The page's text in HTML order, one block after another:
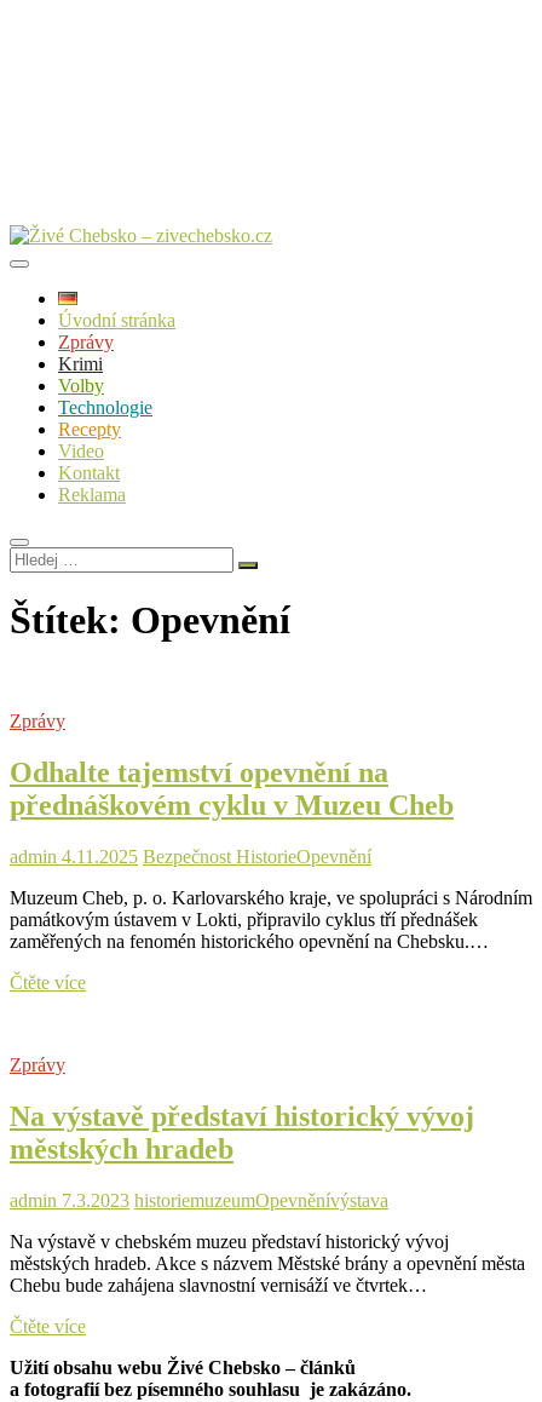
Úvodní stránka
Zprávy
Krimi
Volby
Technologie
Recepty
Video
Kontakt
Reklama
Hledej
…
Štítek: Opevnění
Zprávy
Odhalte tajemství opevnění na
přednáškovém cyklu v Muzeu Cheb
admin 4.11.2025 Bezpečnost HistorieOpevnění
Muzeum Cheb, p. o. Karlovarského kraje, ve spolupráci s Národním
památkovým ústavem v Lokti, připravilo cyklus tří přednášek
zaměřených na fenomén historického opevnění na Chebsku.…
Čtěte víceOdhalte
v
Muzeu
Cheb
Zprávy
Na výstavě představí historický vývoj
městských hradeb
admin 7.3.2023 historiemuzeumOpevněnívýstava
Na výstavě v chebském muzeu představí historický vývoj
městských hradeb. Akce s názvem Městské brány a opevnění města
Chebu bude zahájena slavnostní vernisáží ve čtvrtek…
Čtěte víceNa
představí
historický
Užití obsahu webu Živé Chebsko – článků
a fotografií bez písemného souhlasu je zakázáno.